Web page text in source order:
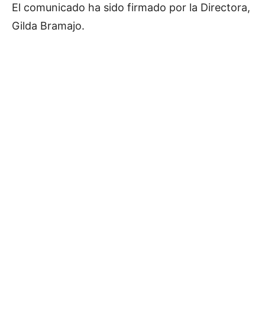
El comunicado ha sido firmado por la Directora,
Gilda Bramajo.